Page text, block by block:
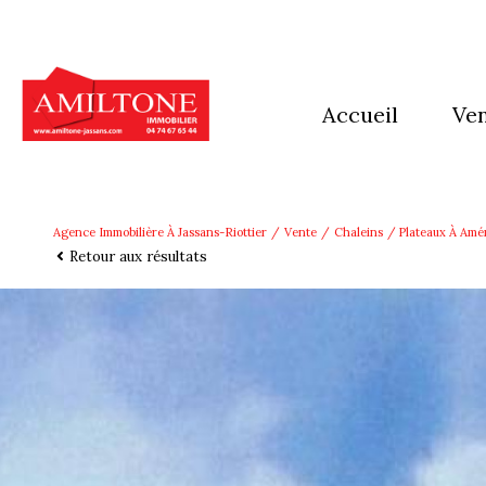
accueil
Agence Immobilière À Jassans-Riottier Vente Chaleins Plateaux À
Retour aux résultats